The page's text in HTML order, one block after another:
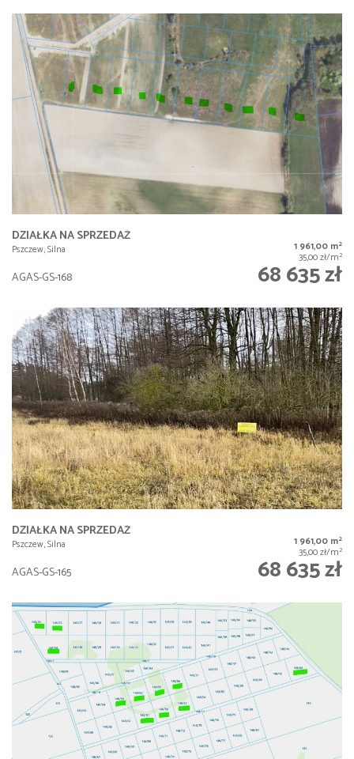
DZIAŁKA NA SPRZEDAŻ
Pszczew, Silna 1 961,00 m2
35,00 zł/m2
AGAS-GS-168 68 635 zł
DZIAŁKA NA SPRZEDAŻ
Pszczew, Silna 1 961,00 m2
35,00 zł/m2
AGAS-GS-165 68 635 zł